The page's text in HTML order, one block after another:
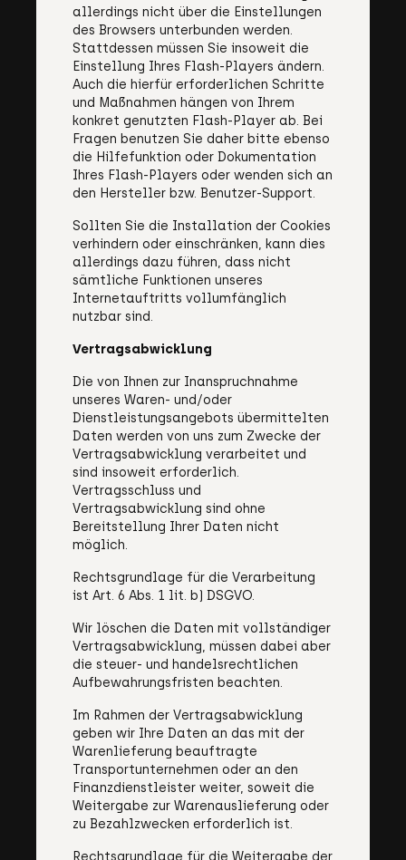
allerdings nicht über die Einstellungen
des Browsers unterbunden werden.
Stattdessen müssen Sie insoweit die
Einstellung Ihres Flash-Players ändern.
Auch die hierfür erforderlichen Schritte
und Maßnahmen hängen von Ihrem
konkret genutzten Flash-Player ab. Bei
Fragen benutzen Sie daher bitte ebenso
die Hilfefunktion oder Dokumentation
Ihres Flash-Players oder wenden sich an
den Hersteller bzw. Benutzer-Support.
Sollten Sie die Installation der Cookies
verhindern oder einschränken, kann dies
allerdings dazu führen, dass nicht
sämtliche Funktionen unseres
Internetauftritts vollumfänglich
nutzbar sind.
Vertragsabwicklung
Die von Ihnen zur Inanspruchnahme
unseres Waren- und/oder
Dienstleistungsangebots übermittelten
Daten werden von uns zum Zwecke der
Vertragsabwicklung verarbeitet und
sind insoweit erforderlich.
Vertragsschluss und
Vertragsabwicklung sind ohne
Bereitstellung Ihrer Daten nicht
möglich.
Rechtsgrundlage für die Verarbeitung
ist Art. 6 Abs. 1 lit. b) DSGVO.
Wir löschen die Daten mit vollständiger
Vertragsabwicklung, müssen dabei aber
die steuer- und handelsrechtlichen
Aufbewahrungsfristen beachten.
Im Rahmen der Vertragsabwicklung
geben wir Ihre Daten an das mit der
Warenlieferung beauftragte
Transportunternehmen oder an den
Finanzdienstleister weiter, soweit die
Weitergabe zur Warenauslieferung oder
zu Bezahlzwecken erforderlich ist.
Rechtsgrundlage für die Weitergabe der